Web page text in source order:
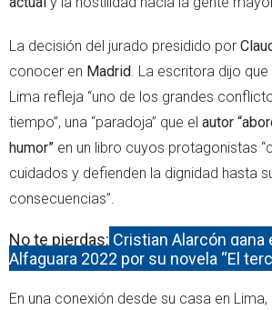
La decisión del jurado presidido por
conocer en Madrid . La escritora dijo
Lima refleja “uno de los grandes
tiempo”, una “paradoja” que el autor
humor” en un libro cuyos protagonistas
cuidados y defienden la dignidad hasta
consecuencias”.
No te pierdas: Cristian Alarcón gana
Alfaguara 2022 por su novela “El
En una conexión desde su casa en